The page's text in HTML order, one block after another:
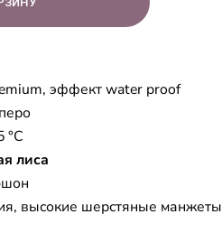
эффект water proof
°C
лиса
высокие шерстяные манжеты